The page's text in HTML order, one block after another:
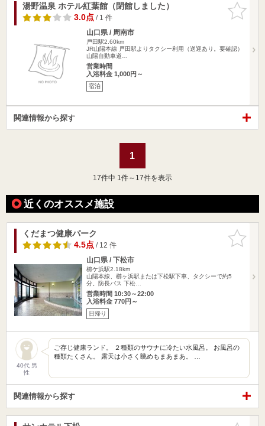
お気に入
りに追加
湯野温泉 ホテル紅葉館（閉館しました）
3.0点/ 1 件
山口県 / 周南市
戸田駅2.60km
JR山陽本線 戸田駅よりタクシー利用（送迎あり。要確認）
山陽自動車道…
営業時間
入浴料金 1,000円～
宿泊
関連情報から探す
1
17件中 1件～17件を表示
近くのオススメ施設
お気に入
りに追加
くだまつ健康パーク
4.5点/ 12 件
山口県 / 下松市
櫛ケ浜駅2.18km
山陽本線、櫛ヶ浜駅または下松駅下車、タクシーで約5
分。防長バス 下松…
営業時間 10:30～22:00
入浴料金 770円～
日帰り
40代 男
性
ご存じ健康ランド。 ２種類のサウナに冷たい水風呂。 お風呂の
種類たくさん。 露天は小さく眺めもまあまあ。 …
関連情報から探す